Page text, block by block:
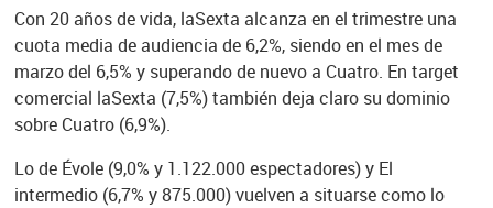
Con 20 años de vida, laSexta alcanza en el trimestre una
cuota media de audiencia de 6,2%, siendo en el mes de
marzo del 6,5% y superando de nuevo a Cuatro. En target
comercial laSexta (7,5%) también deja claro su dominio
sobre Cuatro (6,9%).
Lo de Évole (9,0% y 1.122.000 espectadores) y El
intermedio (6,7% y 875.000) vuelven a situarse como lo